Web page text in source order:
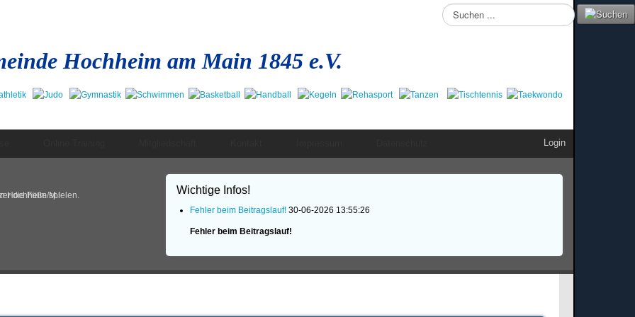
Suchen
...
Hochheim am Main 1845 e.V.
Login
Hochheim/M.!
die Füße spielen.
Wichtige Infos!
Fehler beim Beitragslauf! 30-06-2026 13:55:26
Fehler beim Beitragslauf!